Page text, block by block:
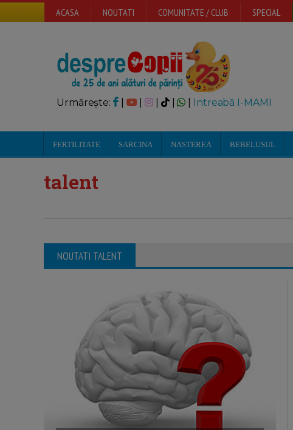
ACASA NOUTATI COMUNITATE / CLUB SPECIAL
Urmărește: | | Intreabă I-MAMI
FERTILITATE SARCINA NASTEREA BEBELUSUL
talent
NOUTATI TALENT